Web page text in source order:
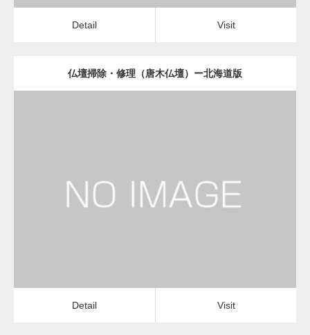
Detail Visit
仏壇掃除・修理（唐木仏壇）ー北海道版
Detail Visit
Detail Visit